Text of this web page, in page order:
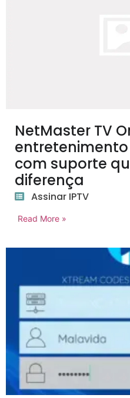
NetMaster TV
com suporte
diferença
Assinar IPTV
Read More »